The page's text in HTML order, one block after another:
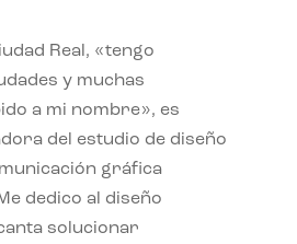
Real, «tengo
y muchas
a mi nombre», es
del estudio de diseño
gráfica
dedico al diseño
solucionar